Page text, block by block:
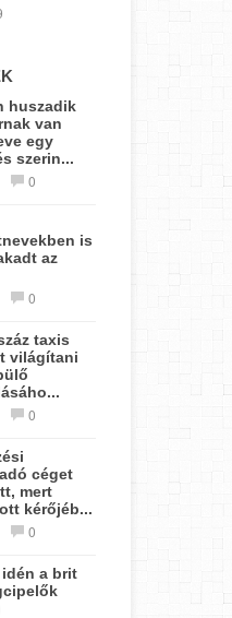
huszadik
van
egy
szerin...
0
is
az
0
taxis
világítani
0
céget
mert
kérőjéb...
0
idén a brit